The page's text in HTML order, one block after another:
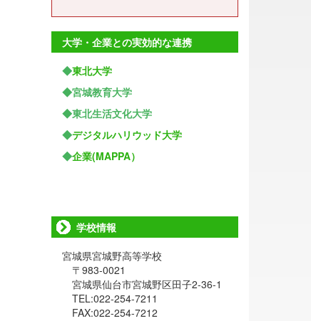
大学・企業との実効的な連携
◆東北大学
◆宮城教育大学
◆東北生活文化大学
◆デジタルハリウッド大学
◆企業(MAPPA）
学校情報
宮城県宮城野高等学校
〒983-0021
宮城県仙台市宮城野区田子2-36-1
TEL:022-254-7211
FAX:022-254-7212